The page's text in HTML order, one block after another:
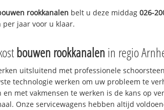
rookkanalen belt u deze middag026-
per jaar voor u klaar.
bouwen rookkanalen in regio
uitsluitend met professionele
technologie werken om uw probleem te
en met vakmensen te werken is de kans op
Onze servicewagens hebben altijd